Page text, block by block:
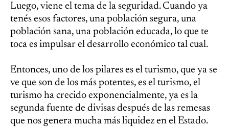
Luego, viene el tema de la seguridad. Cuando ya
tenés esos factores, una población segura, una
población sana, una población educada, lo que te
toca es impulsar el desarrollo económico tal cual.
Entonces, uno de los pilares es el turismo, que ya se
ve que son de los más potentes, es el turismo, el
turismo ha crecido exponencialmente, ya es la
segunda fuente de divisas después de las remesas
que nos genera mucha más liquidez en el Estado.